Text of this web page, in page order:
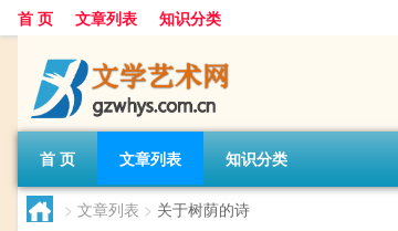
首 页 文章列表 知识分类
首 页 文章列表 知识分类
> 文章列表 > 关于树荫的诗